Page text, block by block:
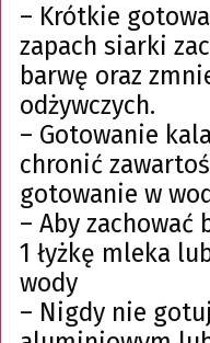
– Krótkie
zapach siarki
barwę oraz
odżywczych.
– Gotowanie
chronić
gotowanie w
– Aby zachować
1 łyżkę mleka
wody
– Nigdy nie